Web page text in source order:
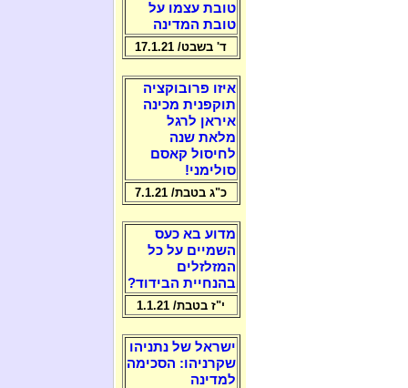
טובת עצמו על
טובת המדינה
ד' בשבט/ 17.1.21
איזו פרובוקציה
תוקפנית מכינה
איראן לרגל
מלאת שנה
לחיסול קאסם
סולימני!
כ"ג בטבת/ 7.1.21
מדוע בא כעס
השמיים על כל
המזלזלים
בהנחיית הבידוד?
י"ז בטבת/ 1.1.21
ישראל של נתניהו
שקרניהו: הסכימה
למדינה